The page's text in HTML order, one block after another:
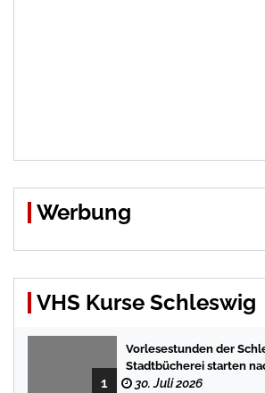
Werbung
VHS Kurse Schleswig
1
Vorlesestunden der
Stadtbücherei starten
Sommerferien mit
30. Juli 2026